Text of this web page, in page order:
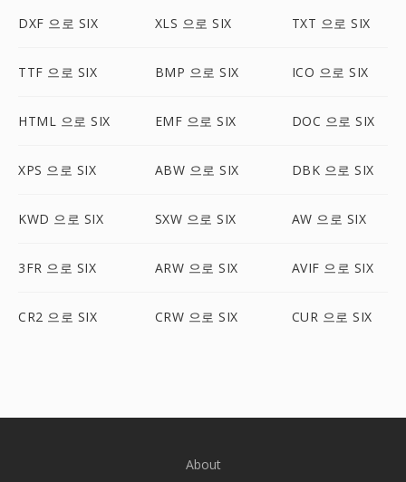
DXF 으로 SIX XLS 으로 SIX TXT 으로 SIX
TTF 으로 SIX BMP 으로 SIX ICO 으로 SIX
HTML 으로 SIX EMF 으로 SIX DOC 으로 SIX
XPS 으로 SIX ABW 으로 SIX DBK 으로 SIX
KWD 으로 SIX SXW 으로 SIX AW 으로 SIX
3FR 으로 SIX ARW 으로 SIX AVIF 으로 SIX
CR2 으로 SIX CRW 으로 SIX CUR 으로 SIX
About